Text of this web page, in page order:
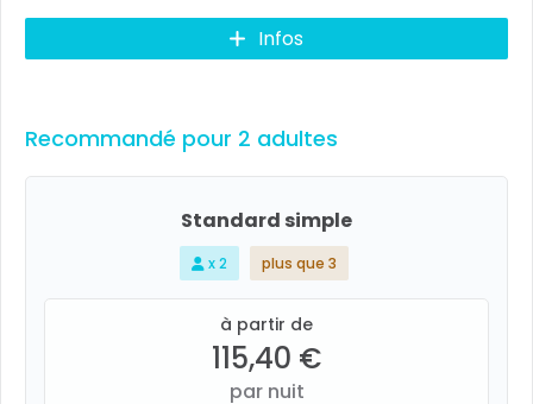
Infos
Recommandé pour 2 adultes
Standard simple
x 2 plus que 3
à partir de
115,40 €
par nuit